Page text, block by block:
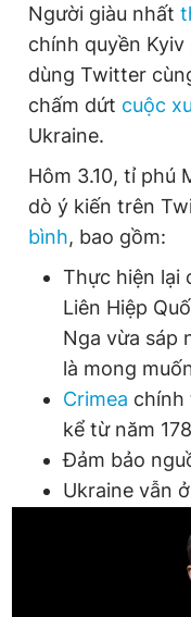
Theo dõi báo trên
Hotline
0906 645 777
Đặt báo Quảng cáo
Tổng biên tập: Nguyễn
Phó tổng biên tập
Phó tổng biên tập: Lâm
Tổng thư ký tòa soạn:
Giấy phép xuất bản số
© 2003-2026 Bản
chép dưới mọi hình
bản. Phát triển bởi ePi
Người giàu nhất
chính quyền
dùng Twitter
chấm dứt cuộc
Ukraine.
Hôm 3.10, tỉ phú
dò ý kiến trên
bình, bao gồm:
Thực hiện lại
Liên Hiệp
Nga vừa sáp
là mong
Crimea chính
kể từ năm
Đảm bảo
Ukraine vẫn